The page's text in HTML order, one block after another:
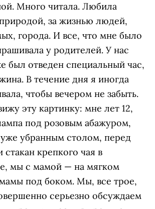
Много читала. Любила
за жизнью людей,
города. И все, что мне было
у родителей. У нас
был отведен специальный час,
В течение дня я иногда
чтобы вечером не забыть.
эту картинку: мне лет 12,
под розовым абажуром,
уже убранным столом, перед
стакан крепкого чая в
мы с мамой — на мягком
под боком. Мы, все трое,
серьезно обсуждаем